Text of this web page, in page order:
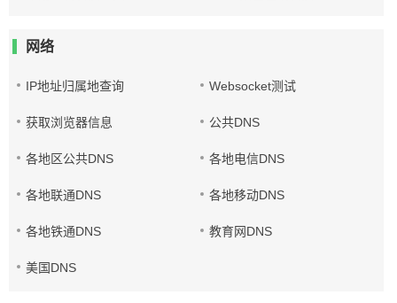
网络
IP地址归属地查询 Websocket测试
获取浏览器信息 公共DNS
各地区公共DNS 各地电信DNS
各地联通DNS 各地移动DNS
各地铁通DNS 教育网DNS
美国DNS